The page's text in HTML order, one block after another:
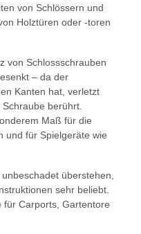
von Schlössern und
Holztüren oder -toren
von Schlossschrauben
– da der
Kanten hat, verletzt
berührt.
Maß für die
und für Spielgeräte wie
überstehen,
sehr beliebt.
für Carports, Gartentore